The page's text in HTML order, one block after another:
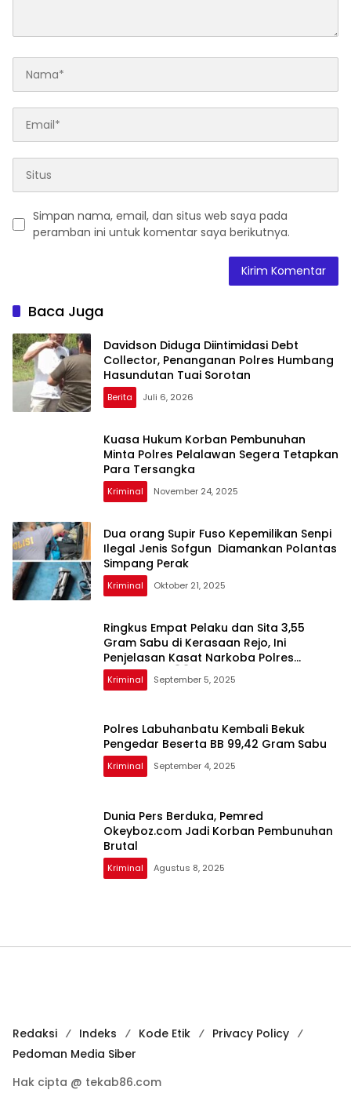
Simpan nama, email, dan situs web saya pada
peramban ini untuk komentar saya berikutnya.
Baca Juga
Davidson Diduga Diintimidasi Debt
Collector, Penanganan Polres Humbang
Hasundutan Tuai Sorotan
Berita Juli 6, 2026
Kuasa Hukum Korban Pembunuhan
Minta Polres Pelalawan Segera Tetapkan
Para Tersangka
Kriminal November 24, 2025
Dua orang Supir Fuso Kepemilikan Senpi
Ilegal Jenis Sofgun Diamankan Polantas
Simpang Perak
Kriminal Oktober 21, 2025
Ringkus Empat Pelaku dan Sita 3,55
Gram Sabu di Kerasaan Rejo, Ini
Penjelasan Kasat Narkoba Polres
Simalungun 👇👇
Kriminal September 5, 2025
Polres Labuhanbatu Kembali Bekuk
Pengedar Beserta BB 99,42 Gram Sabu
Kriminal September 4, 2025
Dunia Pers Berduka, Pemred
Okeyboz.com Jadi Korban Pembunuhan
Brutal
Kriminal Agustus 8, 2025
Redaksi Indeks Kode Etik
Privacy Policy
Pedoman Media Siber
Hak cipta @ tekab86.com